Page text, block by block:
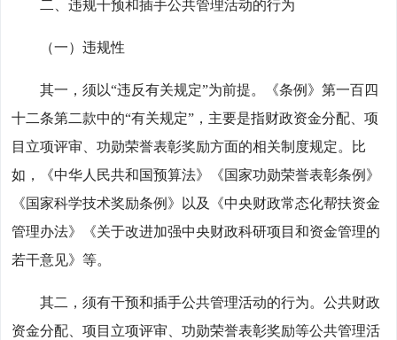
二、违规干预和插手公共管理活动的行为
（一）违规性
其一，须以“违反有关规定”为前提。《条例》第一百四
十二条第二款中的“有关规定”，主要是指财政资金分配、项
目立项评审、功勋荣誉表彰奖励方面的相关制度规定。比
如，《中华人民共和国预算法》《国家功勋荣誉表彰条例》
《国家科学技术奖励条例》以及《中央财政常态化帮扶资金
管理办法》《关于改进加强中央财政科研项目和资金管理的
若干意见》等。
其二，须有干预和插手公共管理活动的行为。公共财政
资金分配、项目立项评审、功勋荣誉表彰奖励等公共管理活